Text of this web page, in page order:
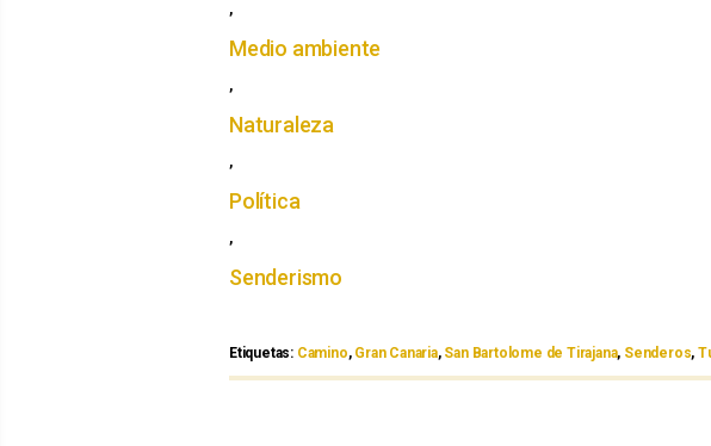
,
Medio ambiente
,
Naturaleza
,
Política
,
Senderismo
Etiquetas: Etiquetas
Camino, Gran Canaria, San Bartolome de Tirajana, Senderos,